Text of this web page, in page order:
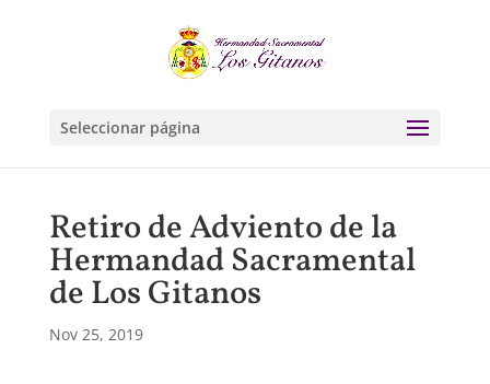
Seleccionar página
Retiro de Adviento de la
Hermandad Sacramental
de Los Gitanos
Nov 25, 2019